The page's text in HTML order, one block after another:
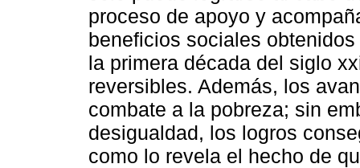
proceso de apoyo y
beneficios sociales
la primera década del siglo
reversibles. Además, los
combate a la pobreza; sin
desigualdad, los logros
como lo revela el hecho de